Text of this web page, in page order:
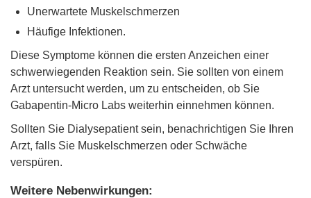
Unerwartete Muskelschmerzen
Häufige Infektionen.
Diese Symptome können die ersten Anzeichen einer
schwerwiegenden Reaktion sein. Sie sollten von einem
Arzt untersucht werden, um zu entscheiden, ob Sie
Gabapentin-Micro Labs weiterhin einnehmen können.
Sollten Sie Dialysepatient sein, benachrichtigen Sie Ihren
Arzt, falls Sie Muskelschmerzen oder Schwäche
verspüren.
Weitere Nebenwirkungen: